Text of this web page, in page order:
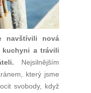
navštívili nová
kuchyni a trávili
Nejsilnějším
který jsme
svobody, když